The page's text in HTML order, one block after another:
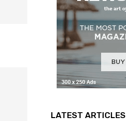
LATEST ARTICLES